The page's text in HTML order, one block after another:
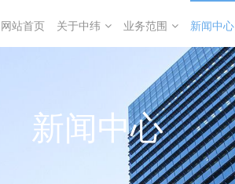
网站首页 关于中纬 业务范围 新闻中心
新闻中心